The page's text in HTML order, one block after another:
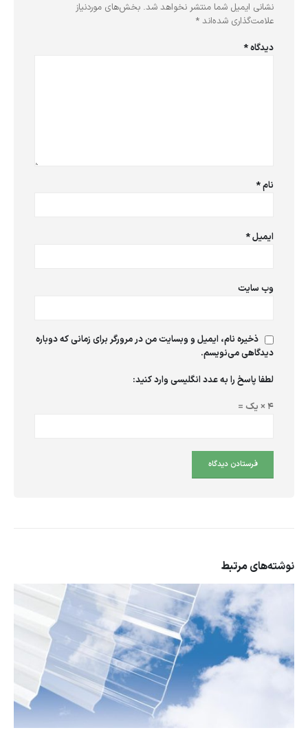
نشانی ایمیل شما منتشر نخواهد شد. بخش‌های موردنیاز
علامت‌گذاری شده‌اند *
دیدگاه*
نام*
ایمیل*
وب‌ سایت
ذخیره نام، ایمیل و وبسایت من در مرورگر برای زمانی که دوباره
دیدگاهی می‌نویسم.
لطفا پاسخ را به عدد انگلیسی وارد کنید:
4 × یک =
نوشته‌هایمرتبط